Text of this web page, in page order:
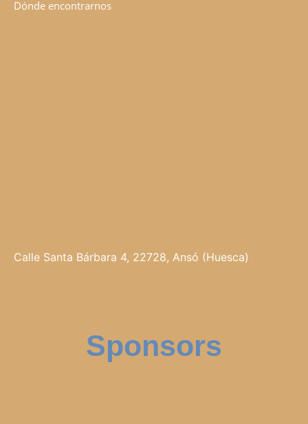
Dónde encontrarnos
Calle Santa Bárbara 4, 22728, Ansó (Huesca)
Sponsors